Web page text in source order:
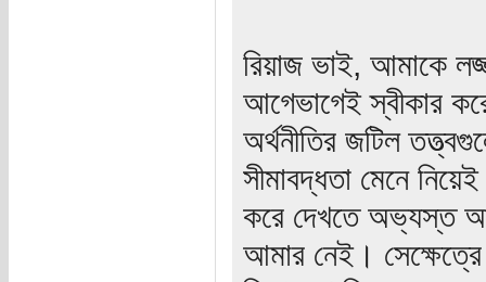
রিয়াজ ভাই, আমাকে
আগেভাগেই স্বীকার
অর্থনীতির জটিল
সীমাবদ্ধতা মেনে
করে দেখতে অভ্যস্ত
আমার নেই। সেক্ষেত্রে